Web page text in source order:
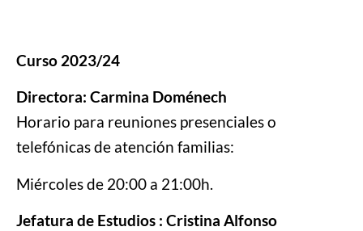
Curso 2023/24
Directora: Carmina Doménech
Horario para reuniones presenciales o
telefónicas de atención familias:
Miércoles de 20:00 a 21:00h.
Jefatura de Estudios : Cristina Alfonso